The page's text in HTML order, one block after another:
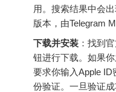
用。搜索结果中会
版本，由Telegram
下载并安装 ：找到
钮进行下载。如果
要求你输入Apple ID
份验证。一旦验证